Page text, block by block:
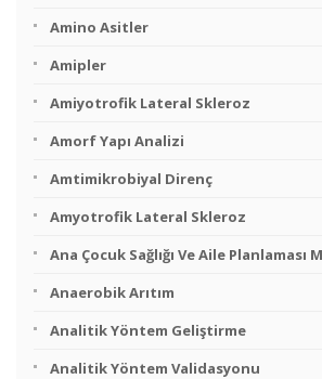
Amino Asitler
Amipler
Amiyotrofik Lateral Skleroz
Amorf Yapı Analizi
Amtimikrobiyal Direnç
Amyotrofik Lateral Skleroz
Ana Çocuk Sağlığı Ve Aile Planlaması
Anaerobik Arıtım
Analitik Yöntem Geliştirme
Analitik Yöntem Validasyonu